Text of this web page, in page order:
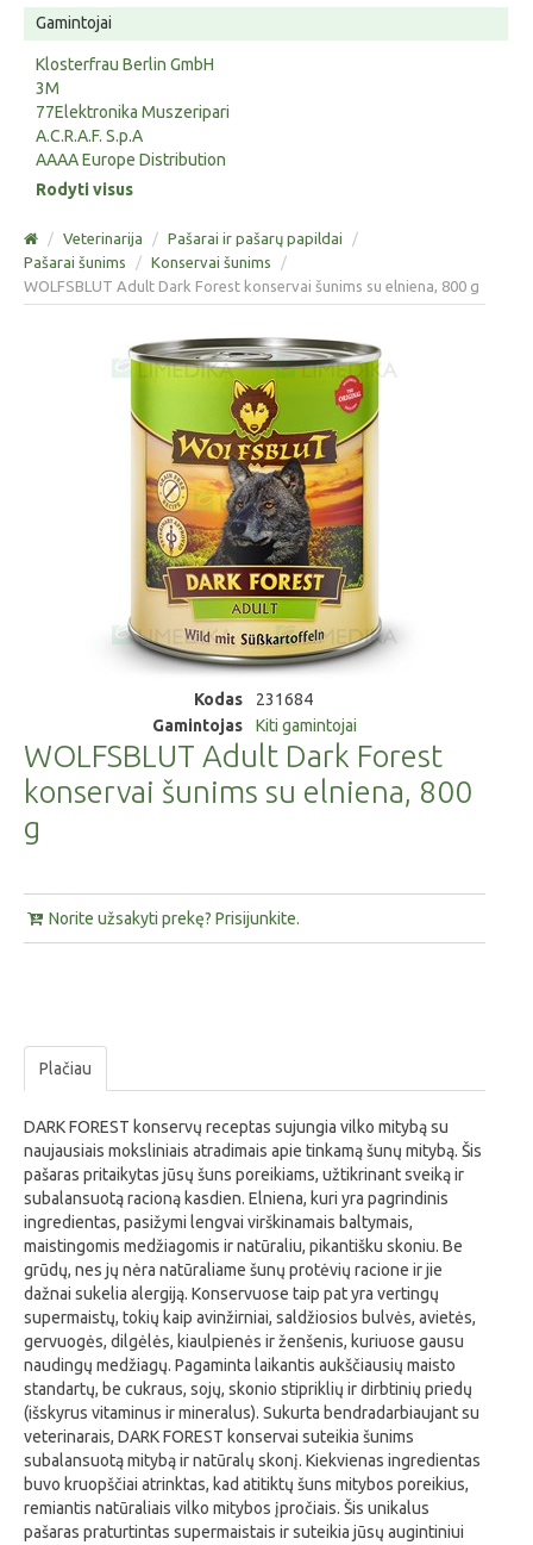
Gamintojai
Klosterfrau Berlin GmbH
3M
77Elektronika Muszeripari
A.C.R.A.F. S.p.A
AAAA Europe Distribution
Rodyti visus
/ Veterinarija / Pašarai ir pašarų papildai
/
Pašarai šunims
/ Konservai šunims
/
WOLFSBLUT Adult Dark Forest konservai šunims su elniena, 800 g
Kodas
231684
Gamintojas
Kiti gamintojai
WOLFSBLUT Adult Dark Forest
konservai šunims su elniena, 800
g
Norite užsakyti prekę? Prisijunkite.
Plačiau
DARK FOREST konservų receptas sujungia vilko mitybą su
naujausiais moksliniais atradimais apie tinkamą šunų mitybą. Šis
pašaras pritaikytas jūsų šuns poreikiams, užtikrinant sveiką ir
subalansuotą racioną kasdien. Elniena, kuri yra pagrindinis
ingredientas, pasižymi lengvai virškinamais baltymais,
maistingomis medžiagomis ir natūraliu, pikantišku skoniu. Be
grūdų, nes jų nėra natūraliame šunų protėvių racione ir jie
dažnai sukelia alergiją. Konservuose taip pat yra vertingų
supermaistų, tokių kaip avinžirniai, saldžiosios bulvės, avietės,
gervuogės, dilgėlės, kiaulpienės ir ženšenis, kuriuose gausu
naudingų medžiagų. Pagaminta laikantis aukščiausių maisto
standartų, be cukraus, sojų, skonio stipriklių ir dirbtinių priedų
(išskyrus vitaminus ir mineralus). Sukurta bendradarbiaujant su
veterinarais, DARK FOREST konservai suteikia šunims
subalansuotą mitybą ir natūralų skonį. Kiekvienas ingredientas
buvo kruopščiai atrinktas, kad atitiktų šuns mitybos poreikius,
remiantis natūraliais vilko mitybos įpročiais. Šis unikalus
pašaras praturtintas supermaistais ir suteikia jūsų augintiniui